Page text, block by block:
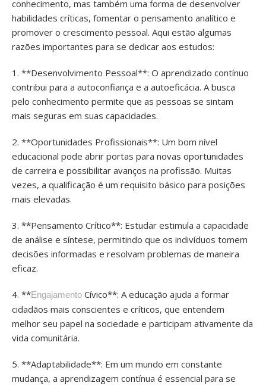
conhecimento, mas também uma forma de desenvolver
habilidades críticas, fomentar o pensamento analítico e
promover o crescimento pessoal. Aqui estão algumas
razões importantes para se dedicar aos estudos:
1. **Desenvolvimento Pessoal**: O aprendizado contínuo
contribui para a autoconfiança e a autoeficácia. A busca
pelo conhecimento permite que as pessoas se sintam
mais seguras em suas capacidades.
2. **Oportunidades Profissionais**: Um bom nível
educacional pode abrir portas para novas oportunidades
de carreira e possibilitar avanços na profissão. Muitas
vezes, a qualificação é um requisito básico para posições
mais elevadas.
3. **Pensamento Crítico**: Estudar estimula a capacidade
de análise e síntese, permitindo que os indivíduos tomem
decisões informadas e resolvam problemas de maneira
eficaz.
4. **Engajamento Cívico**: A educação ajuda a formar
cidadãos mais conscientes e críticos, que entendem
melhor seu papel na sociedade e participam ativamente da
vida comunitária.
5. **Adaptabilidade**: Em um mundo em constante
mudança, a aprendizagem contínua é essencial para se